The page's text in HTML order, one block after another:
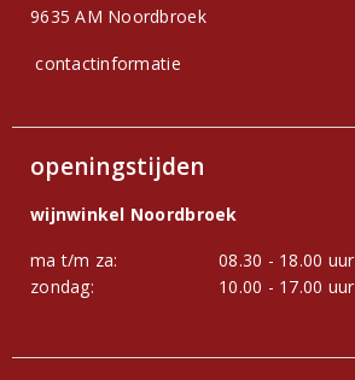
9635 AM Noordbroek
contactinformatie
openingstijden
wijnwinkel Noordbroek
ma t/m za:
08.30 - 18.00 uur
zondag:
10.00 - 17.00 uur